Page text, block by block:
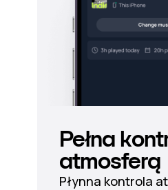
Pełna
atmosferą
Płynna kontrola